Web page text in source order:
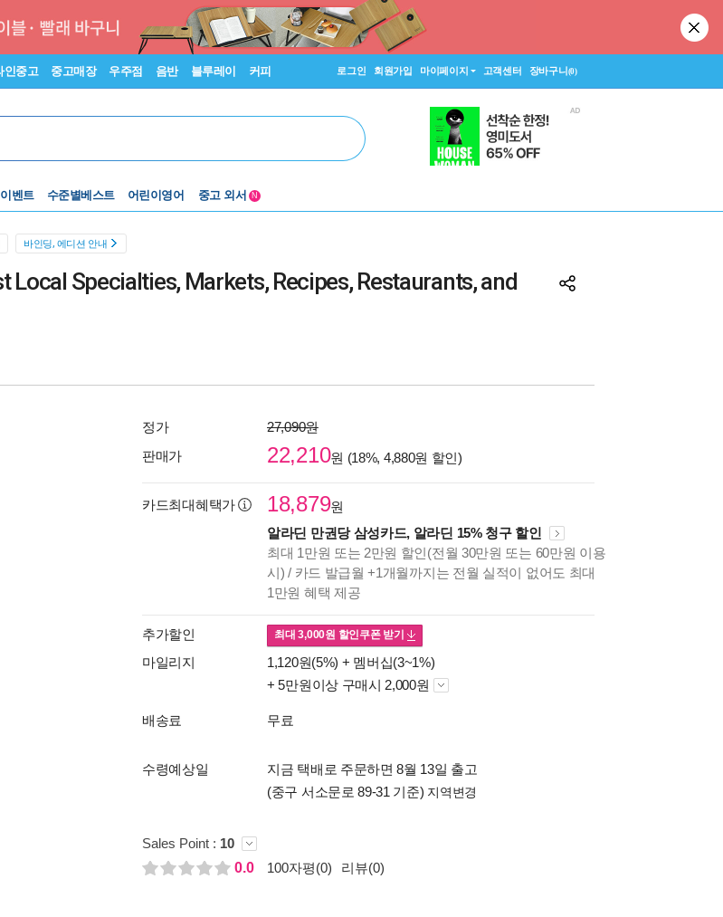
인중고 중고매장 우주점 음반 블루레이 커피 로그인 회원가입 마이페이지 고객센터 장바구니(0)
이벤트
수준별베스트
수준별베스트
어린이영어
중고 외서
N
바인딩, 에디션 안내
Local Specialties, Markets, Recipes, Restaurants, and
정가
27,090원
판매가
22,210원 (18%, 4,880원 할인)
카드최대혜택가 18,879원
알라딘 만권당 삼성카드, 알라딘 15% 청구 할인
최대 1만원 또는 2만원 할인(전월 30만원 또는 60만원 이용
시) / 카드 발급월 +1개월까지는 전월 실적이 없어도 최대
1만원 혜택 제공
추가할인 최대3,000원 할인쿠폰 받기
마일리지 1,120원(5%) + 멤버십(3~1%)
+ 5만원이상 구매시 2,000원
배송료 무료
수령예상일
지금 택배로 주문하면 8월 13일 출고
(중구 서소문로 89-31 기준) 지역변경
Sales Point : 10
0.0
100자평(0) 리뷰(0)